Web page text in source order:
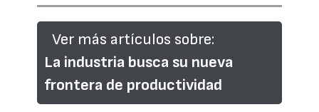
Ver más artículos sobre:
La industria busca su nueva
frontera de productividad